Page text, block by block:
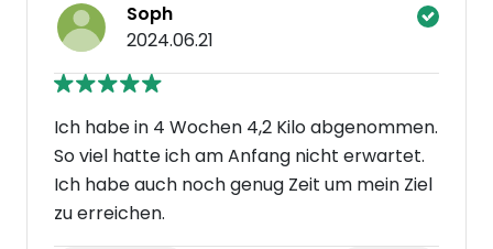
Soph
2024.06.21
Ich habe in 4 Wochen 4,2 Kilo abgenommen.
So viel hatte ich am Anfang nicht erwartet.
Ich habe auch noch genug Zeit um mein Ziel
zu erreichen.